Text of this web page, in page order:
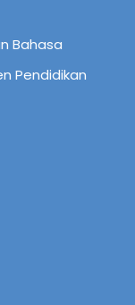
Bahasa
Pendidikan